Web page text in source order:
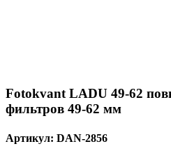
Fotokvant LADU 49-62
фильтров 49-62 мм
Артикул: DAN-2856